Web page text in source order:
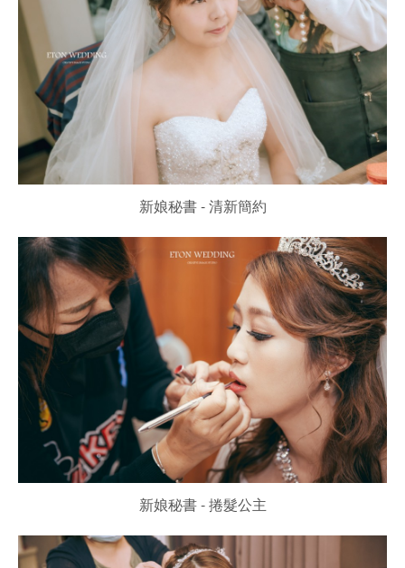
新娘秘書 - 清新簡約
新娘秘書 - 捲髮公主